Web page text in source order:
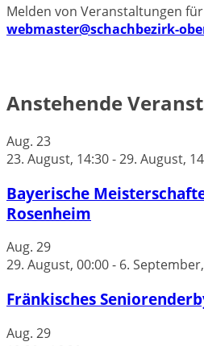
Melden von Veranstaltungen
webmaster@schachbezirk-
Anstehende
Aug. 23
23. August, 14:30-29. August,
Bayerische
Rosenheim
Aug. 29
29. August, 00:00- 6.
Fränkisches
Aug. 29